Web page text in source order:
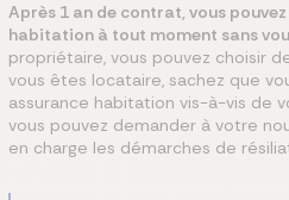
Après 1 an de contrat, vous
habitation à tout moment sans
propriétaire, vous pouvez choisir
vous êtes locataire, sachez que
assurance habitation vis-à-vis de
vous pouvez demander à votre
en charge les démarches de